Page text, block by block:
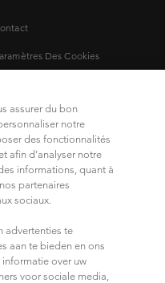
Des Cookies
de confidentialité
votre salon
d'Utilisation
SOCIAUX
assurer du bon
notre
des fonctionnalités
afin d’analyser notre
informations, quant à
partenaires
sociaux.
advertenties te
aan te bieden en ons
informatie over uw
voor sociale media,